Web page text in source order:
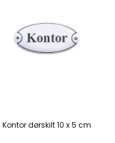
Kontor dørskilt 10 x 5 cm